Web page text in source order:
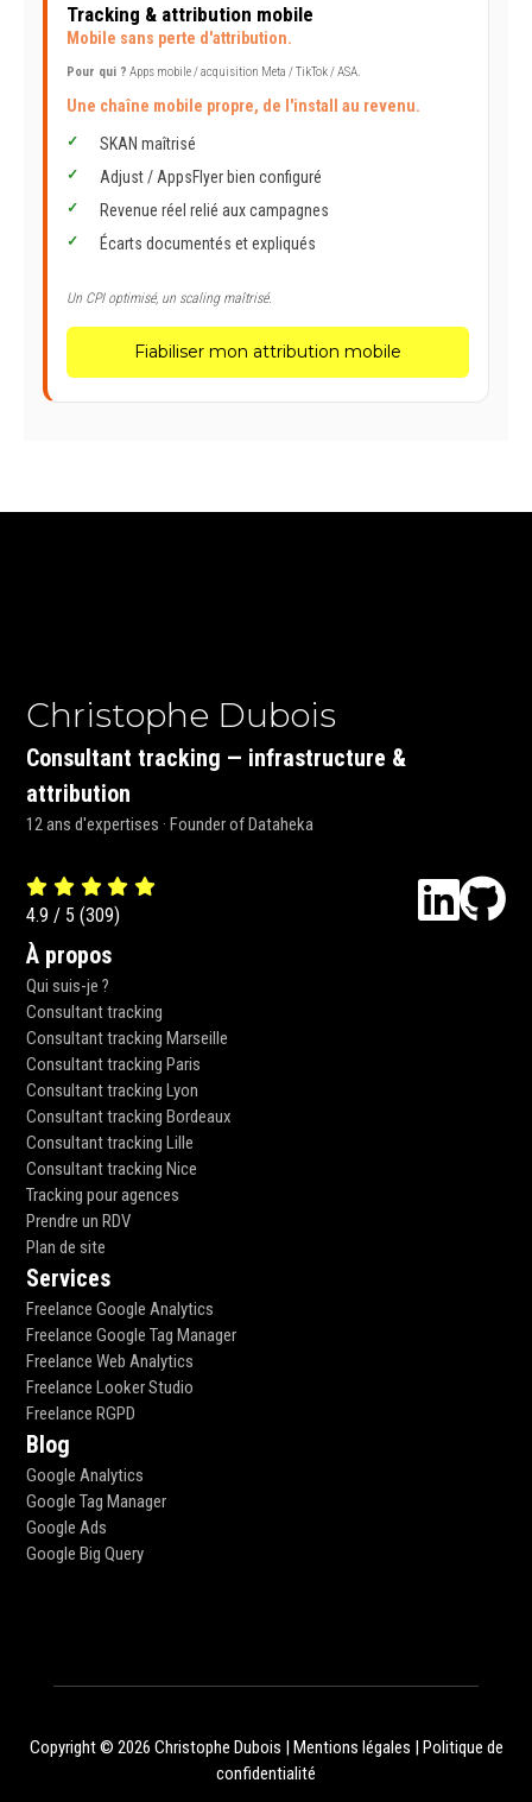
Tracking & attribution mobile
Mobile sans perte d'attribution.
Pour qui ? Apps mobile / acquisition Meta / TikTok / ASA.
Une chaîne mobile propre, de l'install au revenu.
SKAN maîtrisé
Adjust / AppsFlyer bien configuré
Revenue réel relié aux campagnes
Écarts documentés et expliqués
Un CPI optimisé, un scaling maîtrisé.
Fiabiliser mon attribution mobile
Christophe Dubois
Consultant tracking — infrastructure &
attribution
12 ans d'expertises · Founder of Dataheka
4.9 / 5 (309)
À propos
Qui suis-je ?
Consultant tracking
Consultant tracking Marseille
Consultant tracking Paris
Consultant tracking Lyon
Consultant tracking Bordeaux
Consultant tracking Lille
Consultant tracking Nice
Tracking pour agences
Prendre un RDV
Plan de site
Services
Freelance Google Analytics
Freelance Google Tag Manager
Freelance Web Analytics
Freelance Looker Studio
Freelance RGPD
Blog
Google Analytics
Google Tag Manager
Google Ads
Google Big Query
Copyright © 2026 Christophe Dubois | Mentions légales | Politique de
confidentialité